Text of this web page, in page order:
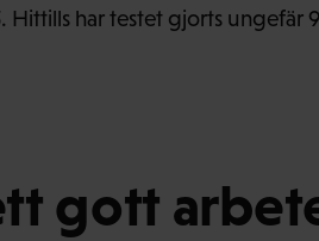
Hittills har testet gjorts ungefär
gott